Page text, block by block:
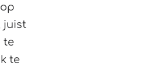
juist
te
te